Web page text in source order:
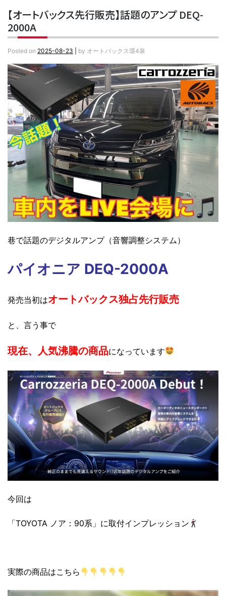
【オートバックス先行販売】話題のアンプ DEQ-
2000A
Posted on 2025-08-23 by オートバックス環4泉
巷で話題のデジタルアンプ（音響調整システム）
パイオニア DEQ-2000A
発売当初はオートバックス独占先行販売
と、言う事で
現在、 人気沸騰の商品になっています
今回は
「TOYOTA ノア：90系」に取付インプレッション
実際の商品はこちら